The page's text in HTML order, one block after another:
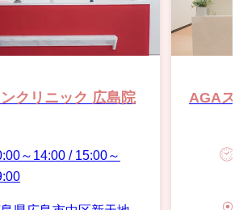
クリニック 広島院
～14:00 / 15:00～
AGAス